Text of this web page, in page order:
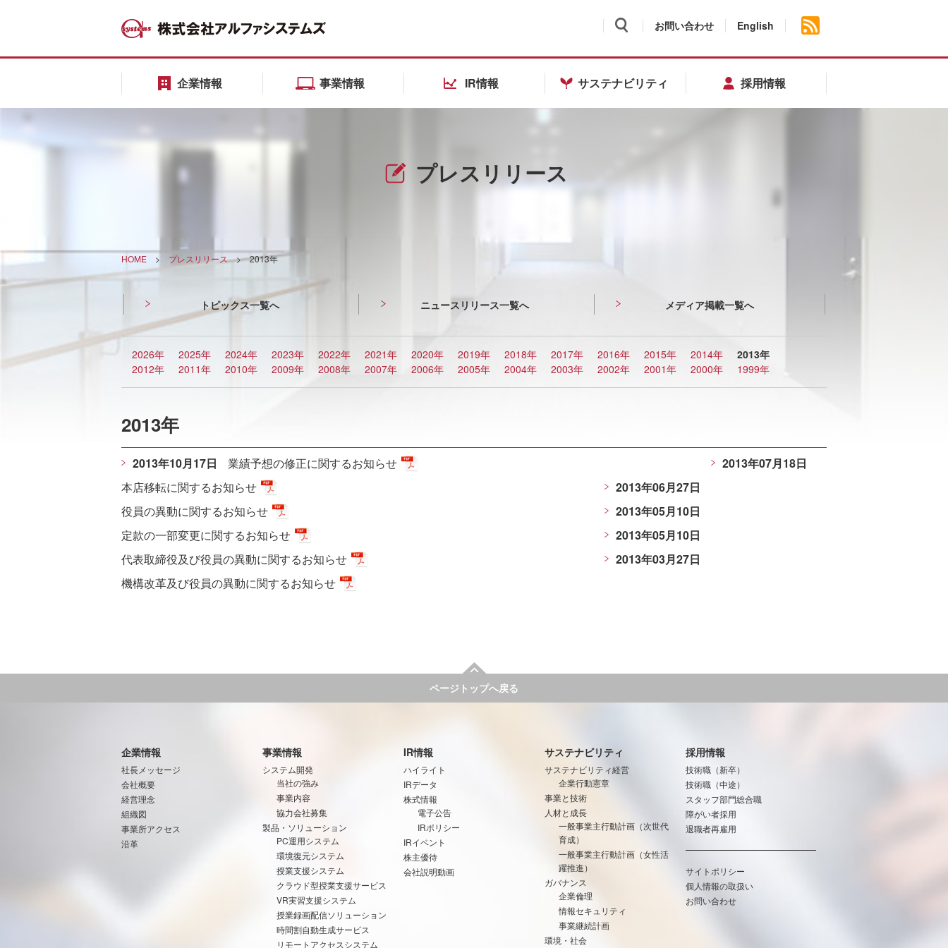
お問い合わせ English
企業情報 事業情報 IR情報 サステナビリティ 採用情報
プレスリリース
HOME > プレスリリース>2013年
トピックス一覧へ ニュースリリース一覧へ メディア掲載一覧へ
2026年 2025年 2024年 2023年 2022年 2021年 2020年 2019年 2018年 2017年 2016年 2015年 2014年
2013年
2012年
2011年 2010年 2009年 2008年 2007年 2006年 2005年 2004年 2003年 2002年 2001年 2000年 1999年
2013年
2013年10月17日 業績予想の修正に関するお知らせ
2013年07月18日
本店移転に関するお知らせ
2013年06月27日
役員の異動に関するお知らせ
2013年05月10日
定款の一部変更に関するお知らせ
2013年05月10日
代表取締役及び役員の異動に関するお知らせ
2013年03月27日
機構改革及び役員の異動に関するお知らせ
ページトップへ戻る
企業情報
社長メッセージ
会社概要
経営理念
組織図
事業所アクセス
沿革
事業情報
システム開発
当社の強み
事業内容
協力会社募集
製品・ソリューション
PC運用システム
環境復元システム
授業支援システム
クラウド型授業支援サービス
VR実習支援システム
授業録画配信ソリューション
時間割自動生成サービス
リモートアクセスシステム
IR情報
ハイライト
IRデータ
株式情報
電子公告
IRポリシー
IRイベント
株主優待
会社説明動画
サステナビリティ
サステナビリティ経営
企業行動憲章
事業と技術
人材と成長
一般事業主行動計画（次世代
育成）
一般事業主行動計画（女性活
躍推進）
ガバナンス
企業倫理
情報セキュリティ
事業継続計画
環境・社会
採用情報
技術職（新卒）
技術職（中途）
スタッフ部門総合職
障がい者採用
退職者再雇用
サイトポリシー
個人情報の取扱い
お問い合わせ